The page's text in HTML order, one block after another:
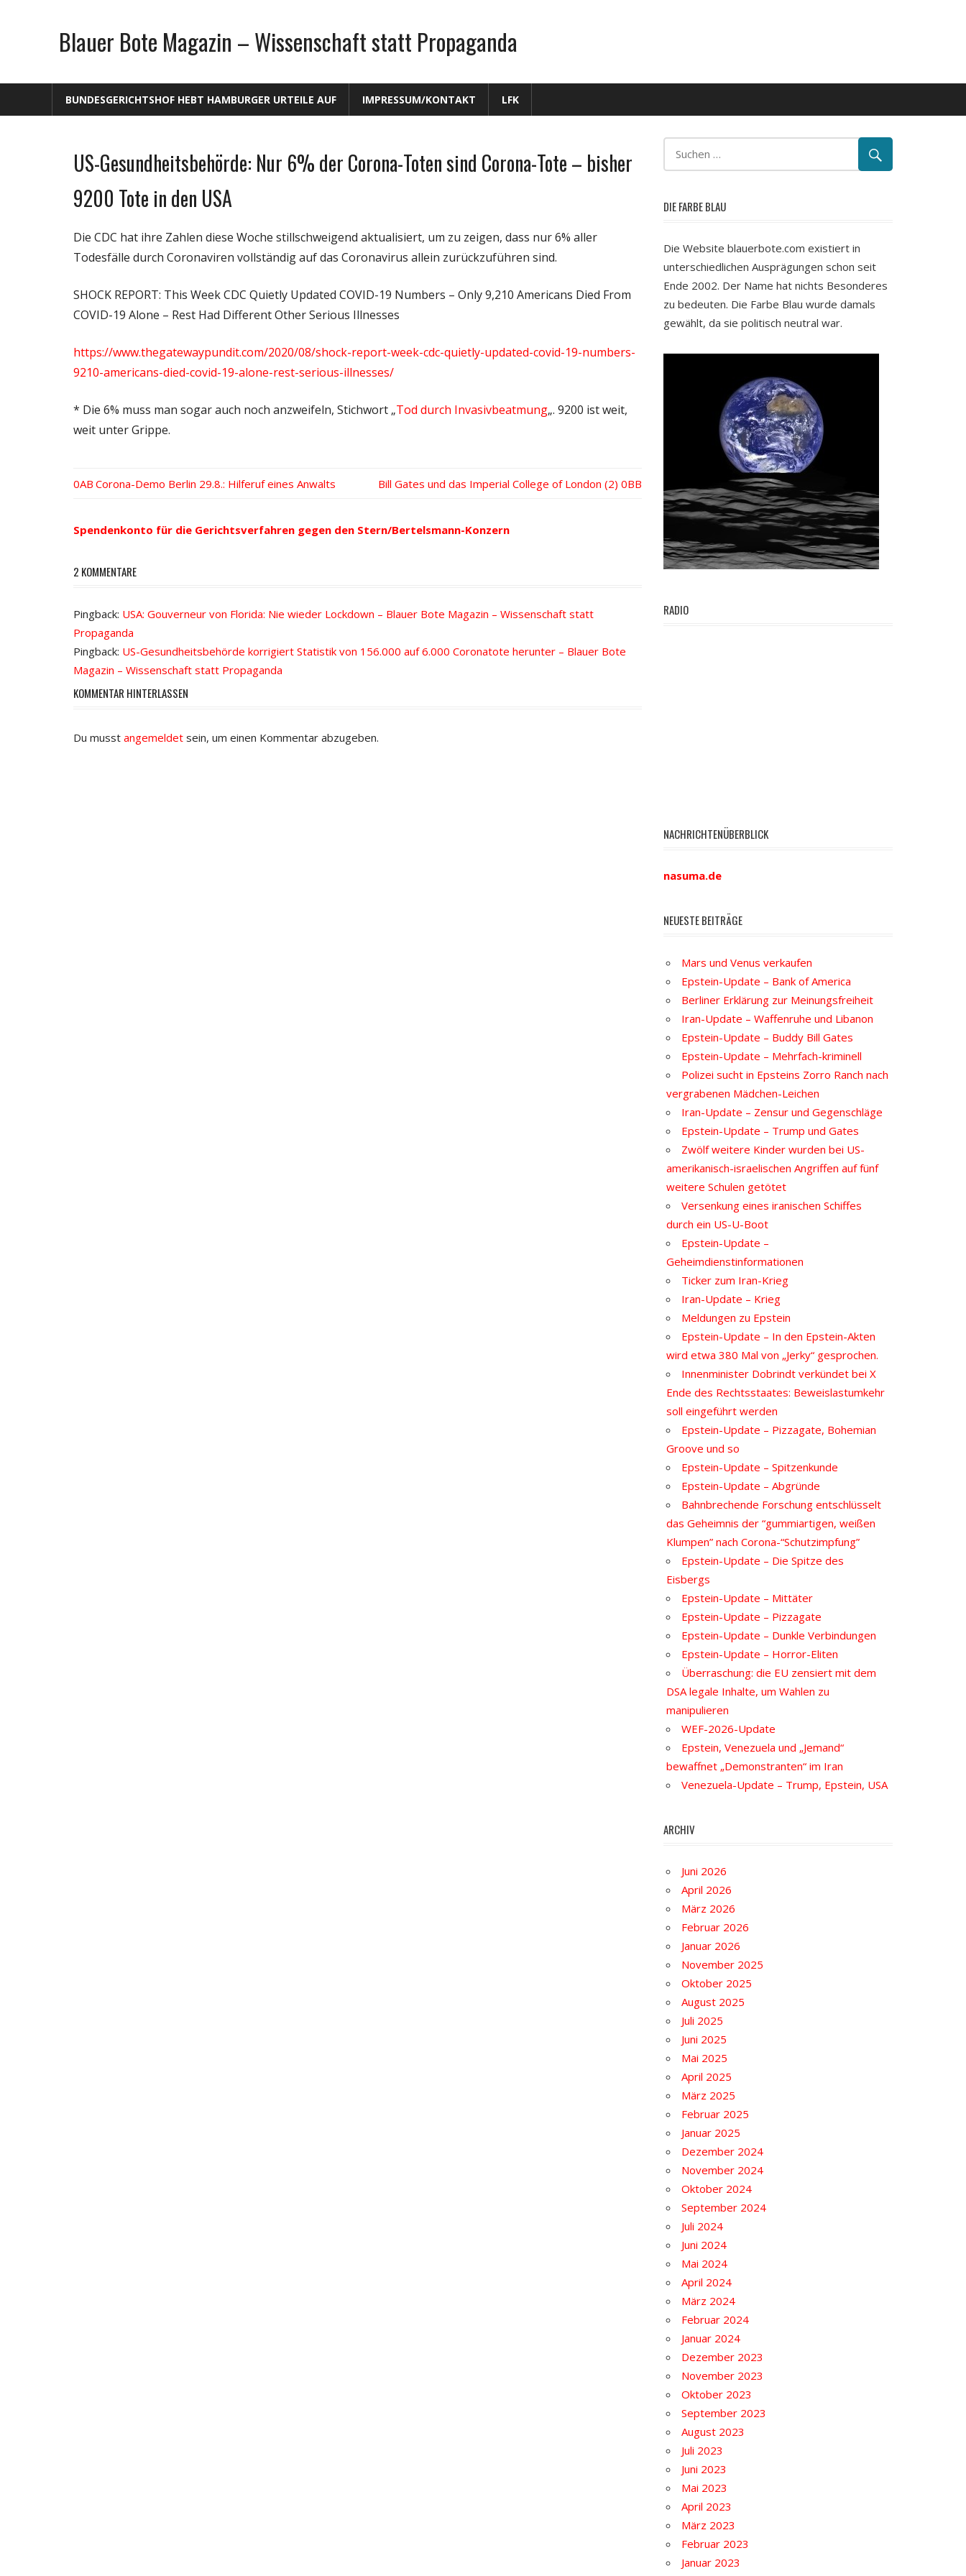
Blauer Bote Magazin – Wissenschaft statt Propaganda
BUNDESGERICHTSHOF HEBT HAMBURGER URTEILE AUF IMPRESSUM/KONTAKT LFK
Gesellschaft
Politik
Wirtschaft
Wissenschaft
US-Gesundheitsbehörde: Nur 6% der Corona-Toten sind Corona-Tote – bisher
9200 Tote in den USA
Die CDC hat ihre Zahlen diese Woche stillschweigend aktualisiert, um zu zeigen, dass nur 6% aller
Todesfälle durch Coronaviren vollständig auf das Coronavirus allein zurückzuführen sind.
SHOCK REPORT: This Week CDC Quietly Updated COVID-19 Numbers – Only 9,210 Americans Died From
COVID-19 Alone – Rest Had Different Other Serious Illnesses
https://www.thegatewaypundit.com/2020/08/shock-report-week-cdc-quietly-updated-covid-19-numbers-
9210-americans-died-covid-19-alone-rest-serious-illnesses/
* Die 6% muss man sogar auch noch anzweifeln, Stichwort „Tod durch Invasivbeatmung„. 9200 ist weit,
weit unter Grippe.
Navigation
Vorheriger
Corona-Demo Berlin 29.8.: Hilferuf eines Anwalts
Nächster
Bill Gates und das Imperial College of London (2)
Spendenkonto für die Gerichtsverfahren gegen den Stern/Bertelsmann-Konzern
2 KOMMENTARE
Pingback: USA: Gouverneur von Florida: Nie wieder Lockdown – Blauer Bote Magazin – Wissenschaft statt
Propaganda
Pingback: US-Gesundheitsbehörde korrigiert Statistik von 156.000 auf 6.000 Coronatote herunter – Blauer Bote
Magazin – Wissenschaft statt Propaganda
KOMMENTAR HINTERLASSEN
Du musst angemeldet sein, um einen Kommentar abzugeben.
DIE FARBE BLAU
Die Website blauerbote.com existiert in
unterschiedlichen Ausprägungen schon seit
Ende 2002. Der Name hat nichts Besonderes
zu bedeuten. Die Farbe Blau wurde damals
gewählt, da sie politisch neutral war.
RADIO
NACHRICHTENÜBERBLICK
nasuma.de
NEUESTE BEITRÄGE
Mars und Venus verkaufen
Epstein-Update – Bank of America
Berliner Erklärung zur Meinungsfreiheit
Iran-Update – Waffenruhe und Libanon
Epstein-Update – Buddy Bill Gates
Epstein-Update – Mehrfach-kriminell
Polizei sucht in Epsteins Zorro Ranch nach
vergrabenen Mädchen-Leichen
Iran-Update – Zensur und Gegenschläge
Epstein-Update – Trump und Gates
Zwölf weitere Kinder wurden bei US-
amerikanisch-israelischen Angriffen auf fünf
weitere Schulen getötet
Versenkung eines iranischen Schiffes
durch ein US-U-Boot
Epstein-Update –
Geheimdienstinformationen
Ticker zum Iran-Krieg
Iran-Update – Krieg
Meldungen zu Epstein
Epstein-Update – In den Epstein-Akten
wird etwa 380 Mal von „Jerky“ gesprochen.
Innenminister Dobrindt verkündet bei X
Ende des Rechtsstaates: Beweislastumkehr
soll eingeführt werden
Epstein-Update – Pizzagate, Bohemian
Groove und so
Epstein-Update – Spitzenkunde
Epstein-Update – Abgründe
Bahnbrechende Forschung entschlüsselt
das Geheimnis der “gummiartigen, weißen
Klumpen” nach Corona-“Schutzimpfung”
Epstein-Update – Die Spitze des
Eisbergs
Epstein-Update – Mittäter
Epstein-Update – Pizzagate
Epstein-Update – Dunkle Verbindungen
Epstein-Update – Horror-Eliten
Überraschung: die EU zensiert mit dem
DSA legale Inhalte, um Wahlen zu
manipulieren
WEF-2026-Update
Epstein, Venezuela und „Jemand“
bewaffnet „Demonstranten“ im Iran
Venezuela-Update – Trump, Epstein, USA
ARCHIV
Juni 2026
April 2026
März 2026
Februar 2026
Januar 2026
November 2025
Oktober 2025
August 2025
Juli 2025
Juni 2025
Mai 2025
April 2025
März 2025
Februar 2025
Januar 2025
Dezember 2024
November 2024
Oktober 2024
September 2024
Juli 2024
Juni 2024
Mai 2024
April 2024
März 2024
Februar 2024
Januar 2024
Dezember 2023
November 2023
Oktober 2023
September 2023
August 2023
Juli 2023
Juni 2023
Mai 2023
April 2023
März 2023
Februar 2023
Januar 2023